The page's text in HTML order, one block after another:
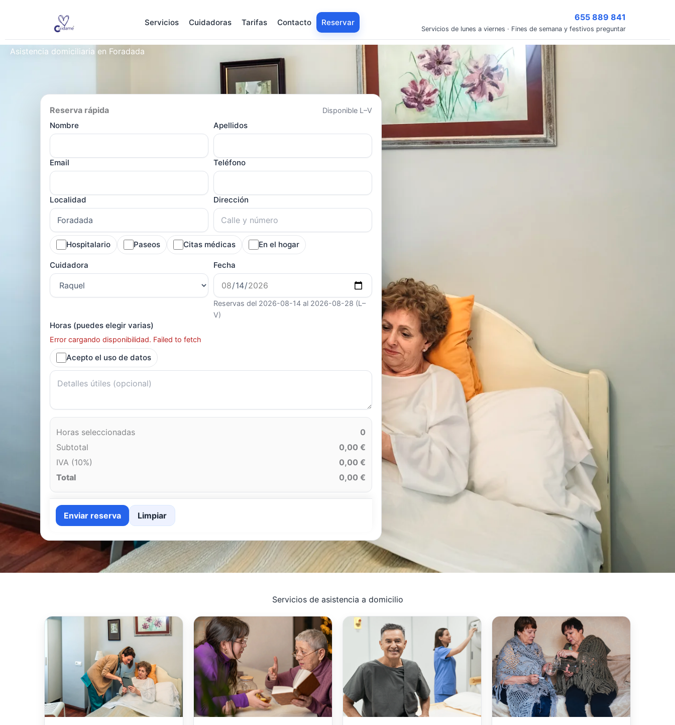
Servicios Cuidadoras Tarifas Contacto Reservar
655 889 841
Servicios de lunes a viernes · Fines de semana y festivos preguntar
Asistencia domiciliaria en Foradada
Reserva rápida Disponible L–V
Nombre Apellidos
Email Teléfono
Localidad Dirección
Hospitalario Paseos Citas médicas En el hogar
Cuidadora Fecha
Reservas del 2026-08-14 al 2026-08-28 (L–
V)
Horas (puedes elegir varias)
Error cargando disponibilidad. Failed to fetch
Acepto el uso de datos
Horas seleccionadas
0
Subtotal
0,00 €
IVA (10%)
0,00 €
Total
0,00 €
Enviar reserva Limpiar
Servicios de asistencia a domicilio